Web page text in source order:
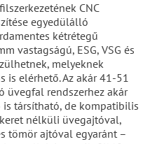
CNC
egyedülálló
kétrétegű
vastagságú, ESG, VSG és
melyeknek
is elérhető. Az akár 41-51
üvegfal rendszerhez akár
társítható, de kompatibilis
nélküli üvegajtóval,
tömör ajtóval egyaránt –